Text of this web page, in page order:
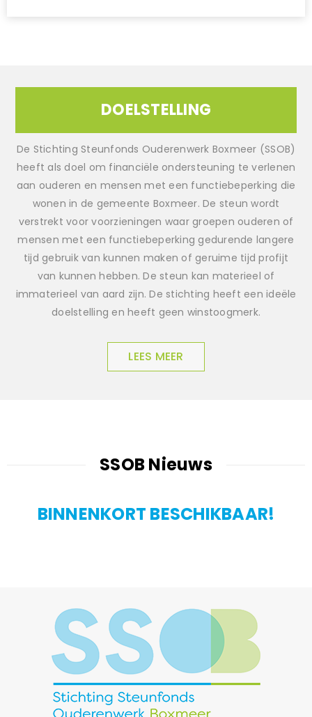
DOELSTELLING
De Stichting Steunfonds Ouderenwerk Boxmeer (SSOB)
heeft als doel om financiële ondersteuning te verlenen
aan ouderen en mensen met een functiebeperking die
wonen in de gemeente Boxmeer. De steun wordt
verstrekt voor voorzieningen waar groepen ouderen of
mensen met een functiebeperking gedurende langere
tijd gebruik van kunnen maken of geruime tijd profijt
van kunnen hebben. De steun kan materieel of
immaterieel van aard zijn. De stichting heeft een ideële
doelstelling en heeft geen winstoogmerk.
LEES MEER
SSOB Nieuws
BINNENKORT BESCHIKBAAR!